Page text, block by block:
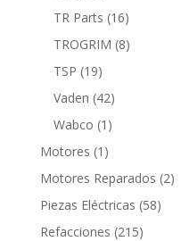
productos
TR Parts 1616
productos
TROGRIM 88
TSP 1919
productos
Vaden 4242
productos
Wabco 1 1
producto
Motores 1 1
producto
Motores Reparados 22
Piezas Eléctricas 5858
Refacciones 215215